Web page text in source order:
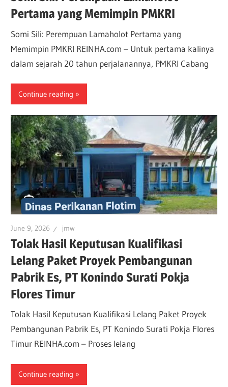
Pertama yang Memimpin PMKRI
Somi Sili: Perempuan Lamaholot Pertama yang
Memimpin PMKRI REINHA.com – Untuk pertama kalinya
dalam sejarah 20 tahun perjalanannya, PMKRI Cabang
Continue reading
June 9, 2026 jmw
Tolak Hasil Keputusan Kualifikasi
Lelang Paket Proyek Pembangunan
Pabrik Es, PT Konindo Surati Pokja
Flores Timur
Tolak Hasil Keputusan Kualifikasi Lelang Paket Proyek
Pembangunan Pabrik Es, PT Konindo Surati Pokja Flores
Timur REINHA.com – Proses lelang
Continue reading